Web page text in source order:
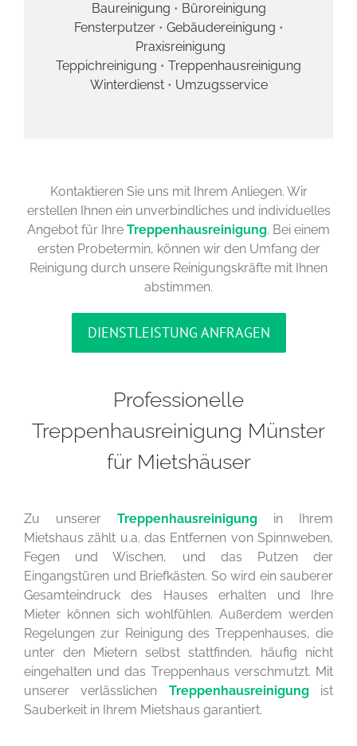
Baureinigung • Büroreinigung
Fensterputzer• Gebäudereinigung •
Praxisreinigung
Teppichreinigung • Treppenhausreinigung
Winterdienst• Umzugsservice
Kontaktieren Sie uns mit Ihrem Anliegen. Wir
erstellen Ihnen ein unverbindliches und individuelles
Angebot für Ihre Treppenhausreinigung. Bei einem
ersten Probetermin, können wir den Umfang der
Reinigung durch unsere Reinigungskräfte mit Ihnen
abstimmen.
DIENSTLEISTUNG ANFRAGEN
Professionelle
Treppenhausreinigung Münster
für Mietshäuser
Zu unserer Treppenhausreinigung in Ihrem
Mietshaus zählt u.a. das Entfernen von Spinnweben,
Fegen und Wischen, und das Putzen der
Eingangstüren und Briefkästen. So wird ein sauberer
Gesamteindruck des Hauses erhalten und Ihre
Mieter können sich wohlfühlen. Außerdem werden
Regelungen zur Reinigung des Treppenhauses, die
unter den Mietern selbst stattfinden, häufig nicht
eingehalten und das Treppenhaus verschmutzt. Mit
unserer verlässlichen Treppenhausreinigungist
Sauberkeit in Ihrem Mietshaus garantiert.